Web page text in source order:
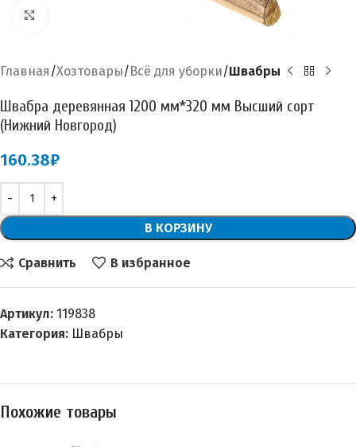
Главная Хозтовары Всё для уборки Швабры
Швабра деревянная 1200 мм*320 мм Высший сорт
(Нижний Новгород)
160.38₽
В КОРЗИНУ
Сравнить В избранное
Артикул: 119838
Категория: Швабры
Похожие товары